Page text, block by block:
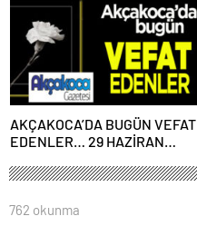
AKÇAKOCA’DA BUGÜN VEFAT
EDENLER… 29 HAZİRAN
762 okunma